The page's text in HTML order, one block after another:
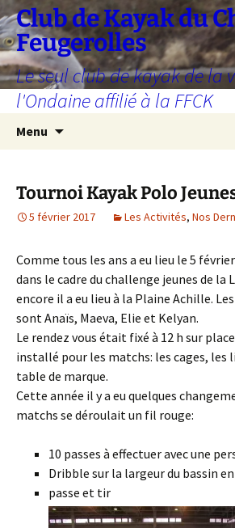
Aller
au
contenu
Club de Kayak du
Feugerolles
Le seul club de kayak de la
l'Ondaine affilié à la FFCK
Menu
Tournoi Kayak Polo
5 février 2017 Les Activités, Nos
Comme tous les ans a eu lieu le 5
dans le cadre du challenge jeunes de la
encore il a eu lieu à la Plaine Achille.
sont Anaïs, Maeva, Elie et Kelyan.
Le rendez vous était fixé à 12 h sur
installé pour les matchs: les cages, les
table de marque.
Cette année il y a eu quelques
matchs se déroulait un fil rouge:
10 passes à effectuer avec une
Dribble sur la largeur du bassin
passe et tir